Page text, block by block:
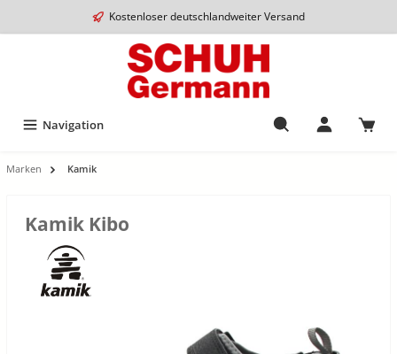
Kostenloser deutschlandweiter Versand
Navigation
Marken Kamik
Kamik Kibo